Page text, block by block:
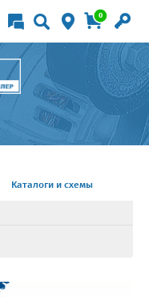
0
Каталоги и схемы